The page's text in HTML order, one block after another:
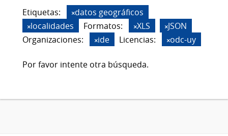
Etiquetas:
datos geográficos
localidades
Formatos: XLS
JSON
Organizaciones:
ide Licencias: odc-uy
Por favor intente otra búsqueda.